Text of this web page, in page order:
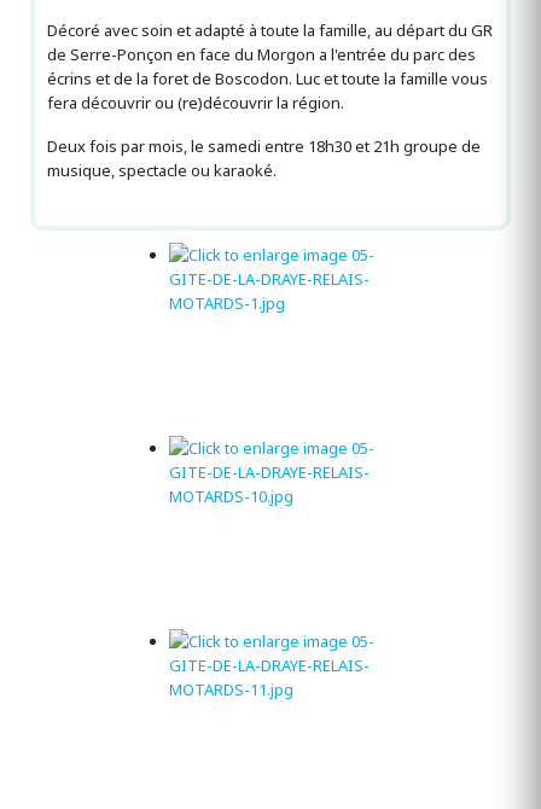
Décoré avec soin et adapté à toute la famille, au départ du GR
de Serre-Ponçon en face du Morgon a l'entrée du parc des
écrins et de la foret de Boscodon. Luc et toute la famille vous
fera découvrir ou (re)découvrir la région.
Deux fois par mois, le samedi entre 18h30 et 21h groupe de
musique, spectacle ou karaoké.